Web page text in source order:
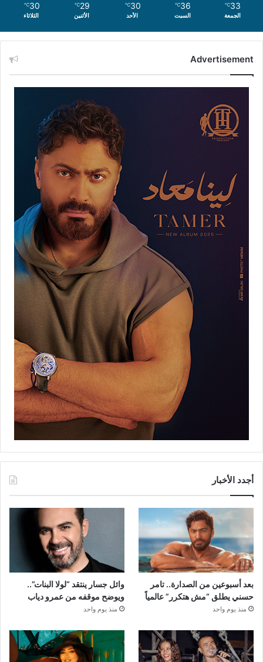
33
℃
الجمعة
36
℃
السبت
30
℃
الأحد
29
℃
الأثنين
30
℃
الثلاثاء
Advertisement
أجدد الأخبار
بعد أسبوعين من الصدارة.. تامر
حسني يطلق “مش هتكرر” عالمياً
منذ يوم واحد
وائل جسار ينتقد “لولا البنات”..
ويوضح موقفه من عمرو دياب
منذ يوم واحد